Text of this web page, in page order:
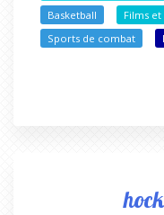
Basketball
Films
Sports de combat